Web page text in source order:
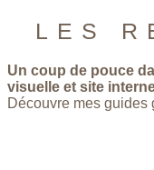
LES
Un coup de pouce
visuelle et site
Découvre mes guides